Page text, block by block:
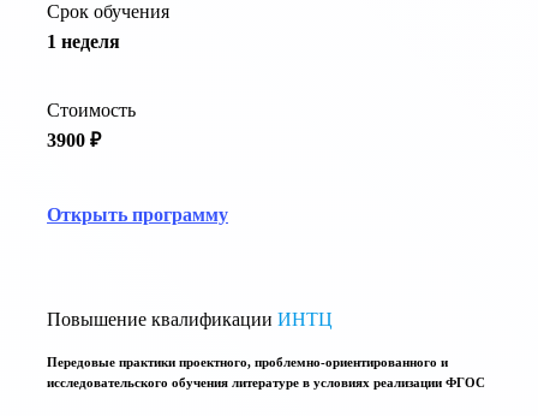
Срок обучения
1 неделя
Стоимость
3900 ₽
Открыть программу
Повышение квалификации ИНТЦ
Передовые практики проектного, проблемно-ориентированного и
исследовательского обучения литературе в условиях реализации ФГОС